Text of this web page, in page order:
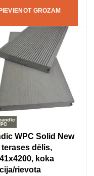
GROZAM
WPC Solid New
terases dēlis,
koka
rievota